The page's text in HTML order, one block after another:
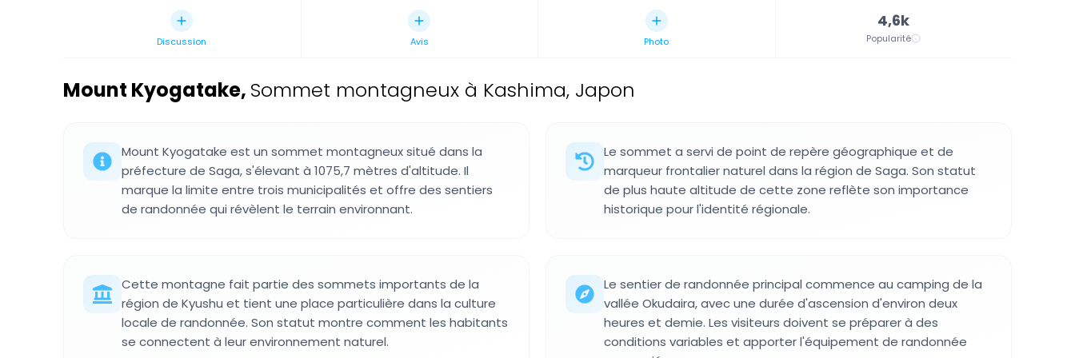
Discussion Avis Photo
4,6k
Popularité
Mount Kyogatake, Sommet montagneux à Kashima, Japon
Mount Kyogatake est un sommet montagneux situé dans la
préfecture de Saga, s'élevant à 1075,7 mètres d'altitude. Il
marque la limite entre trois municipalités et offre des sentiers
de randonnée qui révèlent le terrain environnant.
Le sommet a servi de point de repère géographique et de
marqueur frontalier naturel dans la région de Saga. Son statut
de plus haute altitude de cette zone reflète son importance
historique pour l'identité régionale.
Cette montagne fait partie des sommets importants de la
région de Kyushu et tient une place particulière dans la culture
locale de randonnée. Son statut montre comment les habitants
se connectent à leur environnement naturel.
Le sentier de randonnée principal commence au camping de la
vallée Okudaira, avec une durée d'ascension d'environ deux
heures et demie. Les visiteurs doivent se préparer à des
conditions variables et apporter l'équipement de randonnée